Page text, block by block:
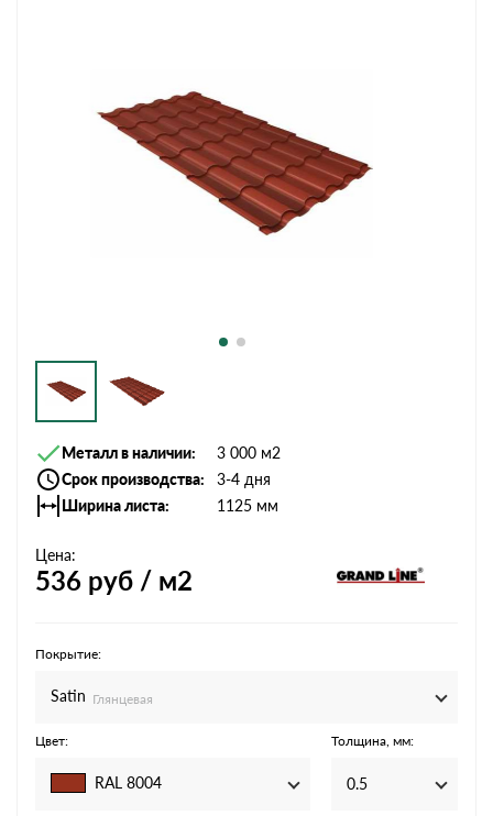
Металл в наличии
3 000 м2
Срок производства
3-4 дня
Ширина листа
1125 мм
Цена:
536 руб / м2
Покрытие:
Satin Глянцевая
Цвет:
RAL 8004
Толщина, мм:
0.5